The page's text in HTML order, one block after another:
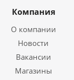
Компания
О компании
Новости
Вакансии
Магазины